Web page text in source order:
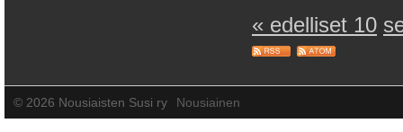
« edelliset 10
© 2026 Nousiaisten Susi ry Nousiainen